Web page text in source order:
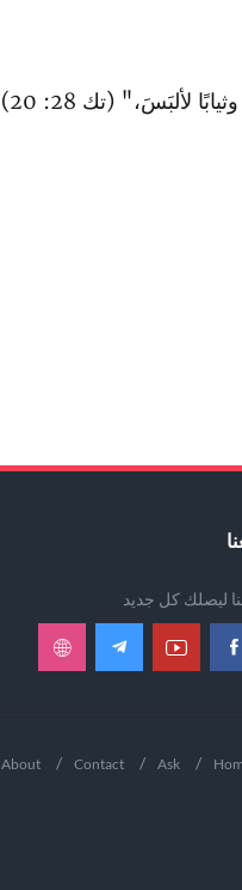
(تك 28: 20).
ليصلك كل جديد
Ask
Contact
About